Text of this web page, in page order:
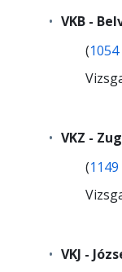
VKB -
(
VKZ -
(
VKJ -